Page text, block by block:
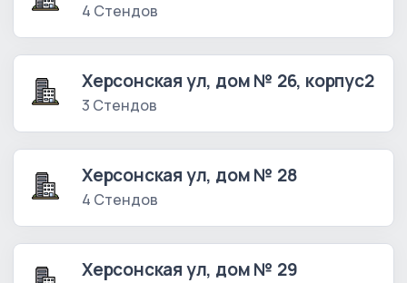
4 Стендов
Херсонская ул, дом № 26, корпус2
3 Стендов
Херсонская ул, дом № 28
4 Стендов
Херсонская ул, дом № 29